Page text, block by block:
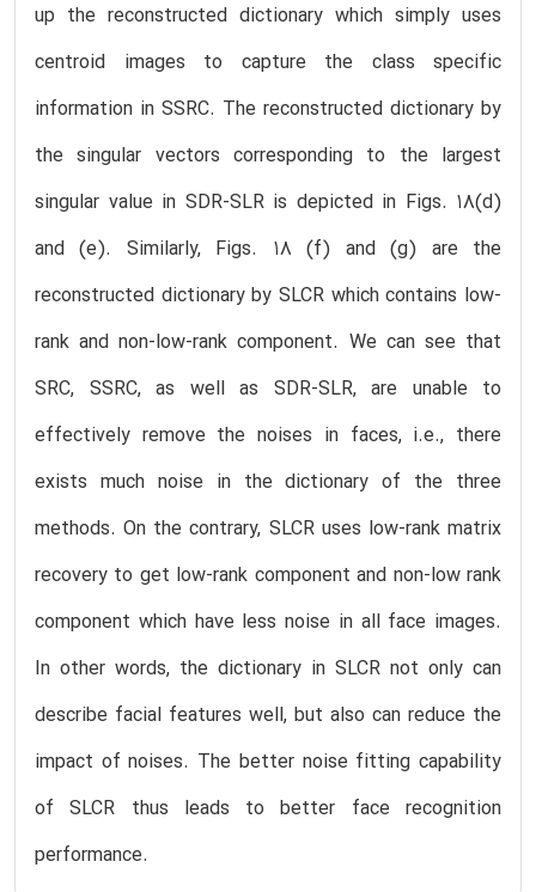
up the reconstructed dictionary which simply uses
centroid images to capture the class specific
information in SSRC. The reconstructed dictionary by
the singular vectors corresponding to the largest
singular value in SDR-SLR is depicted in Figs. 18(d)
and (e). Similarly, Figs. 18 (f) and (g) are the
reconstructed dictionary by SLCR which contains low-
rank and non-low-rank component. We can see that
SRC, SSRC, as well as SDR-SLR, are unable to
effectively remove the noises in faces, i.e., there
exists much noise in the dictionary of the three
methods. On the contrary, SLCR uses low-rank matrix
recovery to get low-rank component and non-low rank
component which have less noise in all face images.
In other words, the dictionary in SLCR not only can
describe facial features well, but also can reduce the
impact of noises. The better noise fitting capability
of SLCR thus leads to better face recognition
performance.